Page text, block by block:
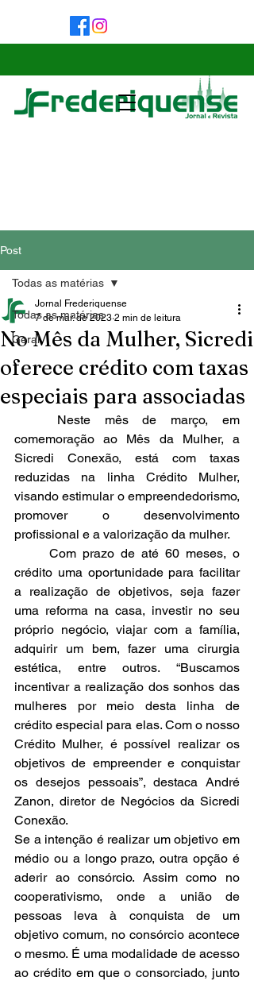
Post
Todas as matérias
Geral
Todas as matérias
No Mês da Mulher, Sicredi
oferece crédito com taxas
especiais para associadas
Jornal Frederiquense
7 de mar. de 2023 2 min de leitura
comemoração ao Mês da Mulher, a
Sicredi Conexão, está com taxas
reduzidas na linha Crédito Mulher,
visando estimular o empreendedorismo,
promover o desenvolvimento
profissional e a valorização da mulher.
crédito uma oportunidade para facilitar
a realização de objetivos, seja fazer
uma reforma na casa, investir no seu
próprio negócio, viajar com a família,
adquirir um bem, fazer uma cirurgia
estética, entre outros. “Buscamos
incentivar a realização dos sonhos das
mulheres por meio desta linha de
crédito especial para elas. Com o nosso
Crédito Mulher, é possível realizar os
objetivos de empreender e conquistar
os desejos pessoais”, destaca André
Zanon, diretor de Negócios da Sicredi
Conexão.
Se a intenção é realizar um objetivo em
médio ou a longo prazo, outra opção é
aderir ao consórcio. Assim como no
cooperativismo, onde a união de
pessoas leva à conquista de um
objetivo comum, no consórcio acontece
o mesmo. É uma modalidade de acesso
ao crédito em que o consorciado, junto